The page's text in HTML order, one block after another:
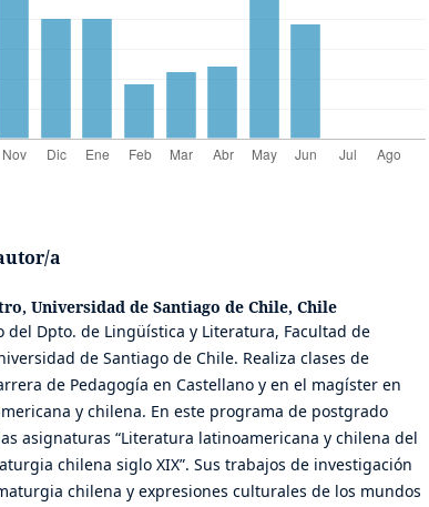
a
Universidad de Santiago de Chile, Chile
del Dpto. de Lingüística y Literatura, Facultad de
de Santiago de Chile. Realiza clases de
de Pedagogía en Castellano y en el magíster en
y chilena. En este programa de postgrado
asignaturas “Literatura latinoamericana y chilena del
chilena siglo XIX”. Sus trabajos de investigación
chilena y expresiones culturales de los mundos